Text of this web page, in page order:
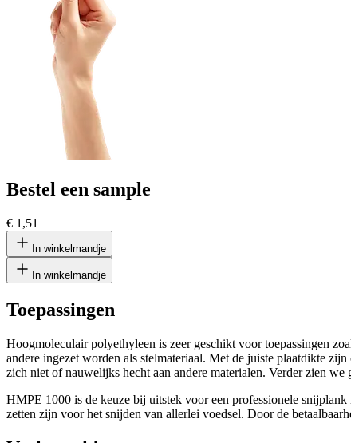
Bestel een sample
€ 1,51
In winkelmandje
In winkelmandje
Toepassingen
Hoogmoleculair polyethyleen is zeer geschikt voor toepassingen
andere ingezet worden als stelmateriaal. Met de juiste plaatdikte
zich niet of nauwelijks hecht aan andere materialen. Verder zien
HMPE 1000 is de keuze bij uitstek voor een professionele
zetten zijn voor het snijden van allerlei voedsel. Door de